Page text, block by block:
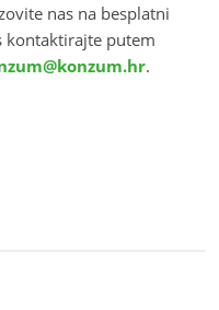
nas na besplatni
kontaktirajte putem
.